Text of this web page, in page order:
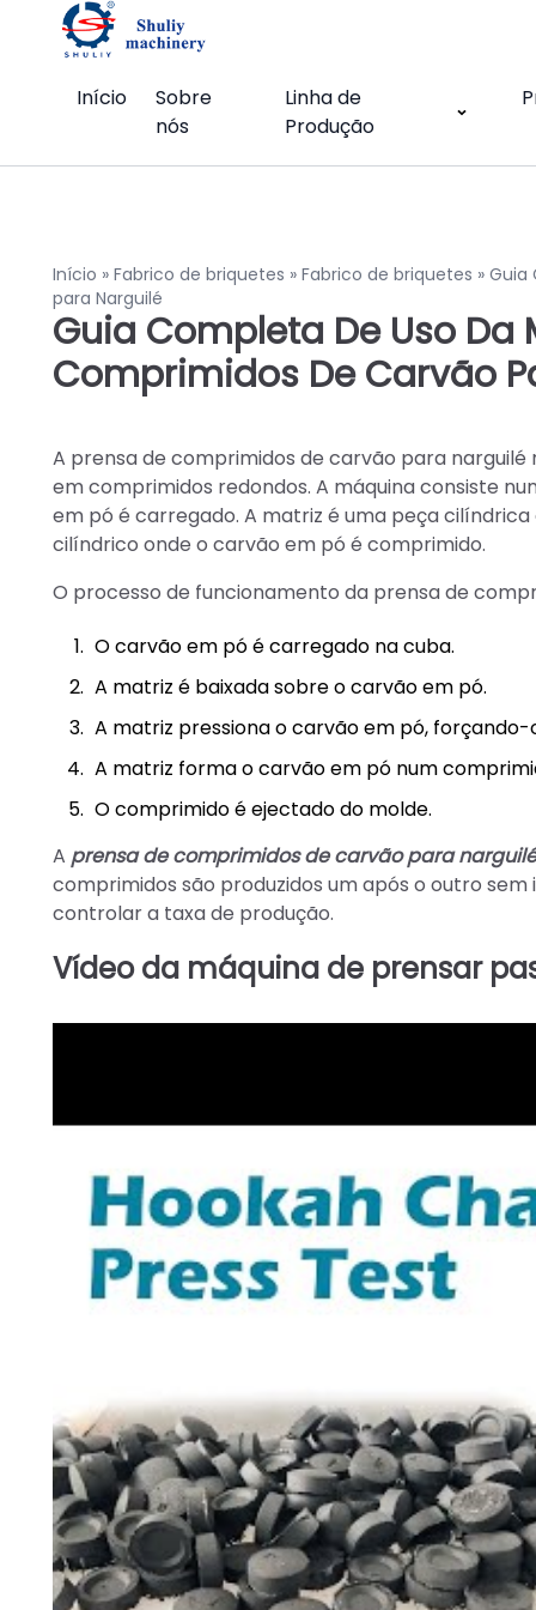
Início
Sobre
nós
Linha de
Produção
Início » Fabrico de briquetes » Fabrico de briquetes » Guia
para Narguilé
Guia Completa De Uso Da
Comprimidos De Carvão
A prensa de comprimidos de carvão para
em comprimidos redondos. A máquina consiste
em pó é carregado. A matriz é uma peça
cilíndrico onde o carvão em pó é comprimido.
O processo de funcionamento da prensa de
O carvão em pó é carregado na cuba.
A matriz é baixada sobre o carvão em pó.
A matriz pressiona o carvão em pó,
A matriz forma o carvão em pó num
O comprimido é ejectado do molde.
A prensa de comprimidos de carvão para
comprimidos são produzidos um após o outro
controlar a taxa de produção.
Vídeo da máquina de prensar